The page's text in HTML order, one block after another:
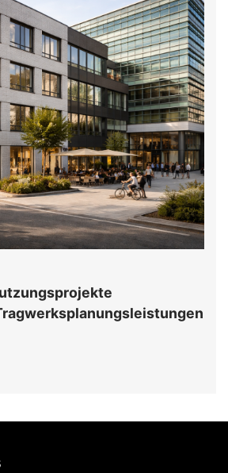
Tragwerksplanung über die
Normenkonformität hinaus